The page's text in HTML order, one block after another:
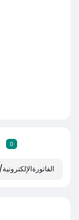
0
https://www.medaderp.com/الفاتورةالإلكترونية